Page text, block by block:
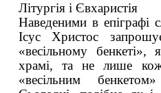
Літургія і Євхаристія
Наведеними в епіграфі
Ісус Христос
«весільному бенкеті»,
храмі, та не лише
«весільним